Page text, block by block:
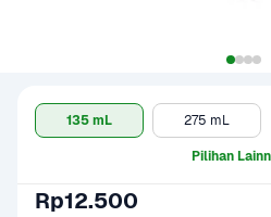
135 mL 275 mL
Pilihan
Rp12.500